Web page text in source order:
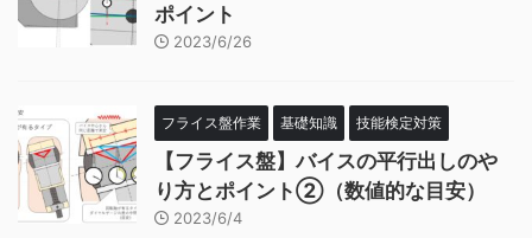
ポイント
2023/6/26
フライス盤作業 基礎知識 技能検定対策
【フライス盤】バイスの平行出しのや
り方とポイント②（数値的な目安）
2023/6/4